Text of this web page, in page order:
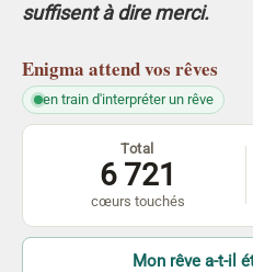
suffisent à dire merci.
Enigma attend vos rêves
en train d'interpréter un rêve
Total
6 721
cœurs touchés
Mon rêve a-t-il